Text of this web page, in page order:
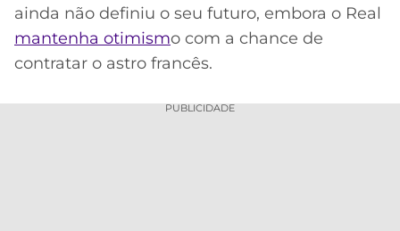
ainda não definiu o seu futuro, embora o Real
mantenha otimismo com a chance de
contratar o astro francês.
PUBLICIDADE